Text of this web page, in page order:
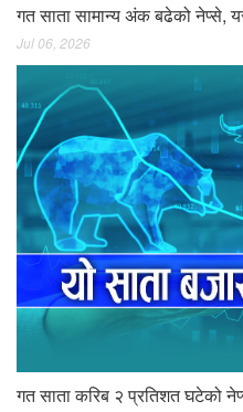
गत साता सामान्य अंक बढेको नेप्से,
Jul 06, 2026
गत साता करिब २ प्रतिशत घटेको